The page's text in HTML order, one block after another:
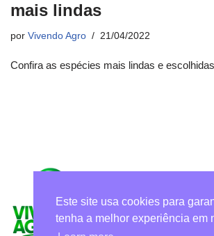
mais lindas
por Vivendo Agro 21/04/2022
Confira as espécies mais lindas e
Este site usa cookies para
tenha a melhor experiência em